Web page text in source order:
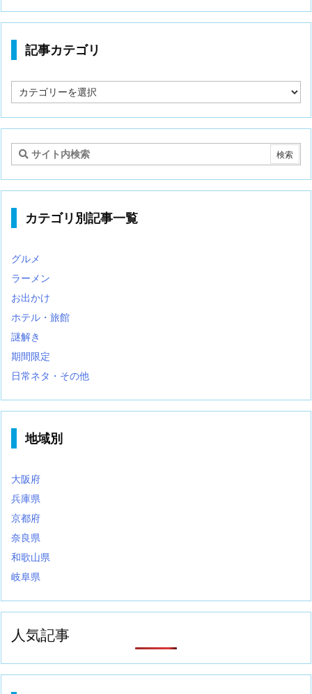
記事カテゴリ
事
テ
リ
カテゴリ別記事一覧
グルメ
ラーメン
お出かけ
ホテル・旅館
謎解き
期間限定
日常ネタ・その他
地域別
大阪府
兵庫県
京都府
奈良県
和歌山県
岐阜県
人気記事